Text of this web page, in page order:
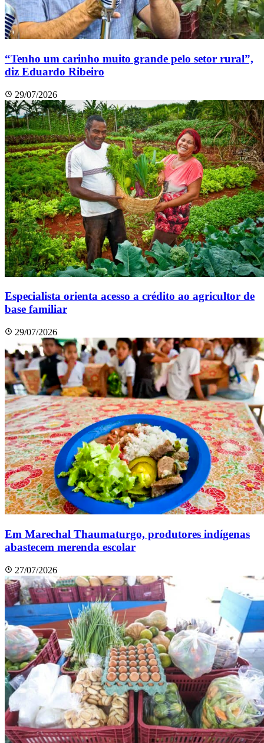
“Tenho um carinho muito grande pelo setor rural”,
diz Eduardo Ribeiro
29/07/2026
Especialista orienta acesso a crédito ao agricultor de
base familiar
29/07/2026
Em Marechal Thaumaturgo, produtores indígenas
abastecem merenda escolar
27/07/2026